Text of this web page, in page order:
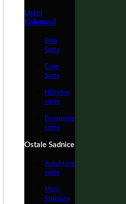
Lozni
Kalemovi
Bele
Sorte
Crne
Sorte
Hibridne
sorte
Besemene
sorte
Ostale Sadnice
Autohtone
sorte
Mini i
Stubasto